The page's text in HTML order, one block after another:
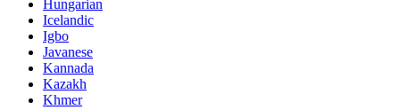
Hungarian
Icelandic
Igbo
Javanese
Kannada
Kazakh
Khmer